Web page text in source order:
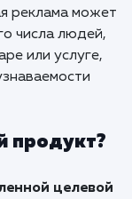
продукт?
для